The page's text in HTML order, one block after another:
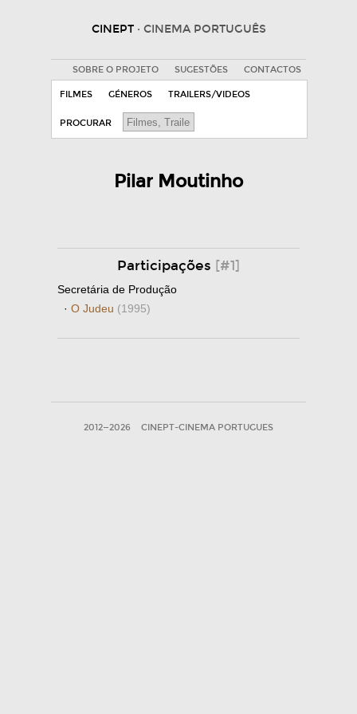
CINEPT · CINEMA PORTUGUÊS
SOBRE O PROJETO SUGESTÕES CONTACTOS
FILMES GÉNEROS TRAILERS/VIDEOS
PROCURAR
Pilar Moutinho
Participações [#1]
Secretária de Produção
· O Judeu (1995)
2012—2026 CINEPT-CINEMA PORTUGUES